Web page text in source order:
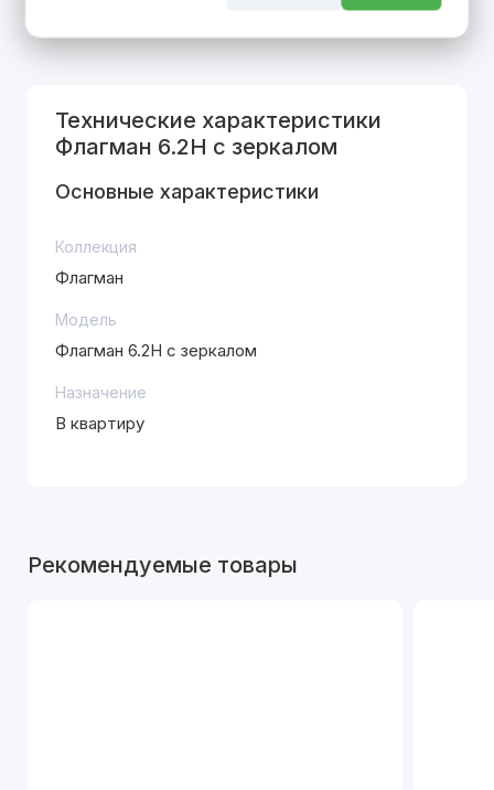
Технические характеристики
Флагман 6.2Н с зеркалом
Основные характеристики
Коллекция
Флагман
Модель
Флагман 6.2Н с зеркалом
Назначение
В квартиру
Рекомендуемые товары